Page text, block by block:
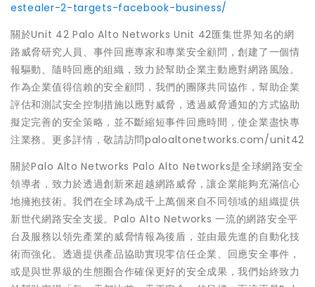
estealer-2-targets-facebook-business/
關於Unit 42 Palo Alto Networks Unit 42匯集世界知名的網
路威脅研究人員、事件回應專家和專業安全顧問，創建了一個情
報驅動、隨時回應的組織，致力於幫助企業主動應對網路風險。
作為企業值得信賴的安全顧問，我們的團隊共同協作，幫助企業
評估和測試安全控制措施以應對威脅，透過威脅通知的方式協助
擬定完善的安全策略，並不斷縮短事件回應時間，使企業盡快專
注業務。更多詳情，敬請訪問paloaltonetworks.com/unit42
關於Palo Alto Networks Palo Alto Networks是全球網路安全
領導者，致力於透過創新來超越網路威脅，讓企業能夠充滿信心
地擁抱技術。我們在全球為成千上萬個來自不同領域的組織提供
新世代網路安全支援。Palo Alto Networks 一流的網路安全平
台及服務以領先產業的威脅情報為後盾，並由最先進的自動化技
術而強化。透過提供產品協助實現零信任企業、回應安全事件，
或是與世界級的生態圈合作確保更好的安全成果，我們始終致力